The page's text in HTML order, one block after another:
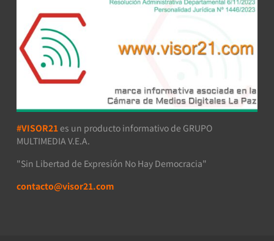
#VISOR21 es un producto informativo de GRUPO
MULTIMEDIA V.E.A.
"Sin Libertad de Expresión No Hay Democracia"
contacto@visor21.com